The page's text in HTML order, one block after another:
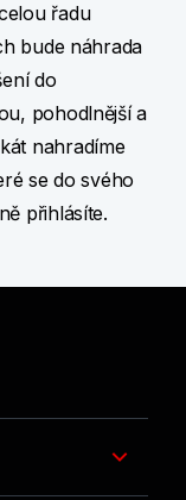
řadu
bude náhrada
do
pohodlnější a
nahradíme
se do svého
přihlásíte.